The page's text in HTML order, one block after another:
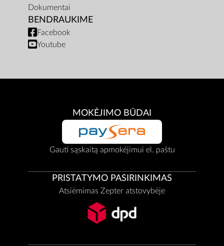
Dokumentai
BENDRAUKIME
Facebook
Youtube
MOKĖJIMO BŪDAI
Gauti sąskaitą apmokėjimui el. paštu
PRISTATYMO PASIRINKIMAS
Atsiėmimas Zepter atstovybėje